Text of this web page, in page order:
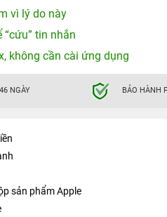
vì lý do này
tin nhắn
không cần cài ứng dụng
NGÀY BẢO HÀNH
sản phẩm Apple